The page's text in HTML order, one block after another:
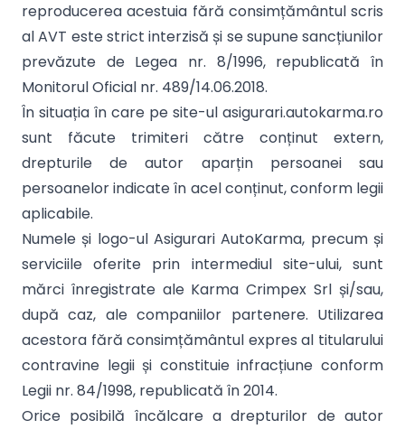
reproducerea acestuia fără consimțământul scris
al AVT este strict interzisă și se supune sancțiunilor
prevăzute de Legea nr. 8/1996, republicată în
Monitorul Oficial nr. 489/14.06.2018.
În situația în care pe site-ul asigurari.autokarma.ro
sunt făcute trimiteri către conținut extern,
drepturile de autor aparțin persoanei sau
persoanelor indicate în acel conținut, conform legii
aplicabile.
Numele și logo-ul Asigurari AutoKarma, precum și
serviciile oferite prin intermediul site-ului, sunt
mărci înregistrate ale Karma Crimpex Srl și/sau,
după caz, ale companiilor partenere. Utilizarea
acestora fără consimțământul expres al titularului
contravine legii și constituie infracțiune conform
Legii nr. 84/1998, republicată în 2014.
Orice posibilă încălcare a drepturilor de autor